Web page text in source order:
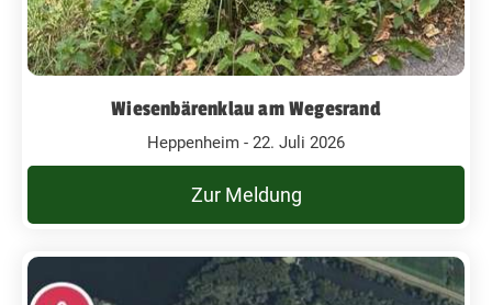
Wiesenbärenklau am Wegesrand
Heppenheim - 22. Juli 2026
Zur Meldung